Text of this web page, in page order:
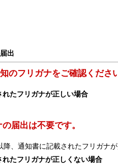
出
のフリガナをご確認くださ
れたフリガナが正しい場合
届出は不要です。
、通知書に記載されたフリガナ
れたフリガナが正しくない場合